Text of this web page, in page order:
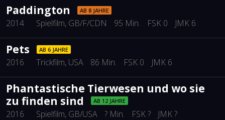
Paddington AB 8 JAHRE
2014 Spielfilm, GB/F/CDN 95 Min. FSK 0 JMK 6
Pets AB 6 JAHRE
2016 Trickfilm, USA 86 Min. FSK 0 JMK 6
Phantastische Tierwesen und wo sie
zu finden sind
AB 12 JAHRE
2016 Spielfilm, GB/USA ? Min. FSK ? JMK ?